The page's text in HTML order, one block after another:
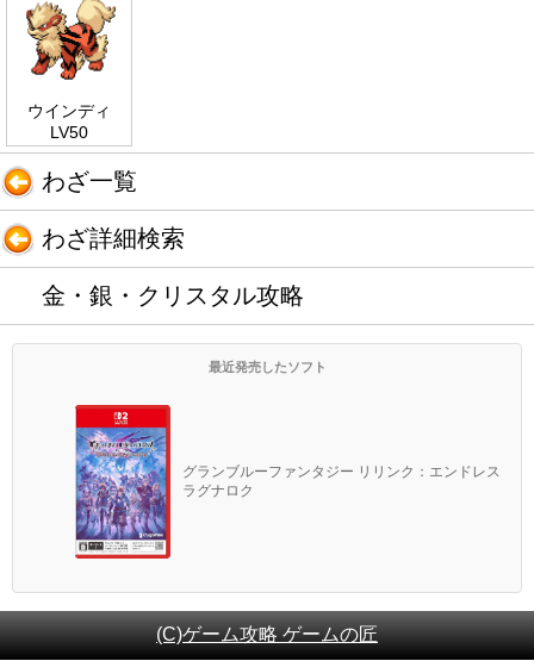
ウインディ
LV50
わざ一覧
わざ詳細検索
金・銀・クリスタル攻略
最近発売したソフト
グランブルーファンタジー リリンク：エンドレス
ラグナロク
(C)ゲーム攻略 ゲームの匠